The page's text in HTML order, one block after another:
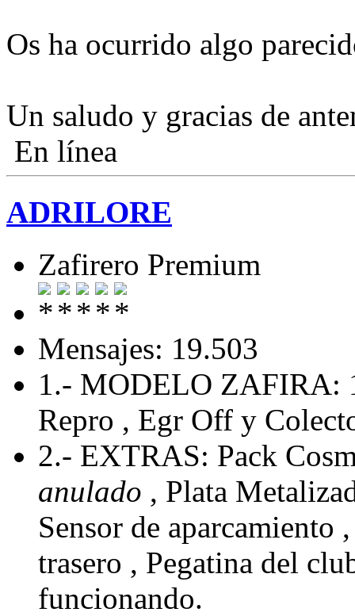
Os ha ocurrido algo
Un saludo y gracias de
En línea
ADRILORE
Zafirero Premium
Mensajes: 19.503
1.- MODELO ZAFIRA:
Repro , Egr Off y
2.- EXTRAS: Pack
anulado , Plata
Sensor de
trasero , Pegatina del
funcionando.